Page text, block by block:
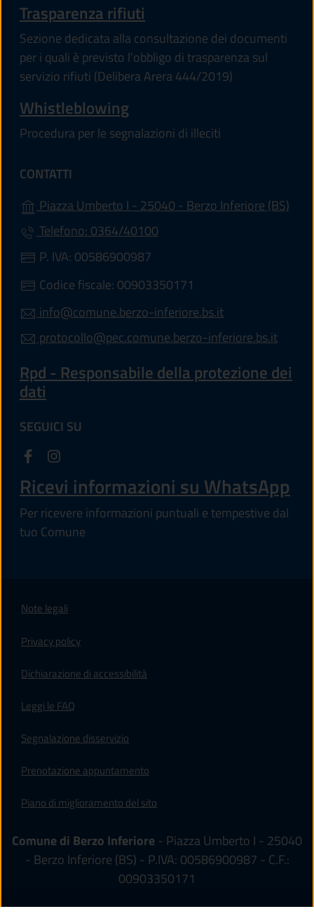
Trasparenza rifiuti
Sezione dedicata alla consultazione dei documenti
per i quali è previsto l'obbligo di trasparenza sul
servizio rifiuti (Delibera Arera 444/2019)
Whistleblowing
Procedura per le segnalazioni di illeciti
CONTATTI
Piazza Umberto I - 25040 - Berzo Inferiore (BS)
Telefono: 0364/40100
P. IVA: 00586900987
Codice fiscale: 00903350171
info@comune.berzo-inferiore.bs.it
protocollo@pec.comune.berzo-inferiore.bs.it
Rpd - Responsabile della protezione dei
dati
SEGUICI SU
Ricevi informazioni su WhatsApp
Per ricevere informazioni puntuali e tempestive dal
tuo Comune
Note legali
Privacy policy
Dichiarazione di accessibilità
Leggi le FAQ
Segnalazione disservizio
Prenotazione appuntamento
Piano di miglioramento del sito
Comune di Berzo Inferiore- Piazza Umberto I - 25040
- Berzo Inferiore (BS) - P.IVA: 00586900987 - C.F.:
00903350171